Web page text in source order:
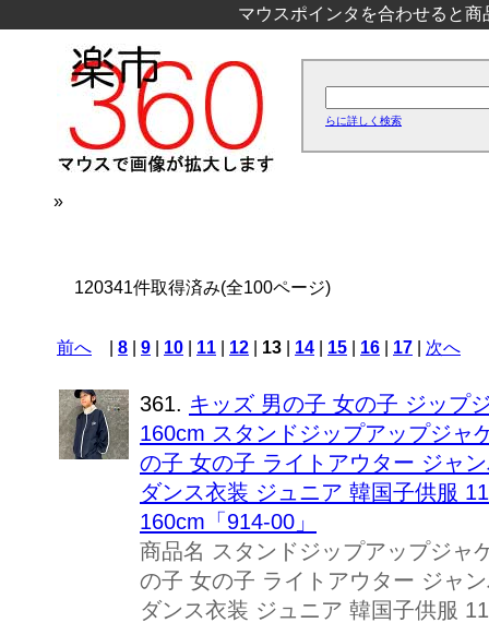
マウスポインタを合わせると
らに詳しく検索
»
120341件取得済み(全100ページ)
前へ 8 9 10 11 12 13 14 15 16 17 次へ
361. キッズ 男の子 女の子 ジップ
160cm スタンドジップアップジャ
の子 女の子 ライトアウター ジャ
ダンス衣装 ジュニア 韓国子供服
160cm「914-00」
商品名 スタンドジップアップジャ
の子 女の子 ライトアウター ジャ
ダンス衣装 ジュニア 韓国子供服